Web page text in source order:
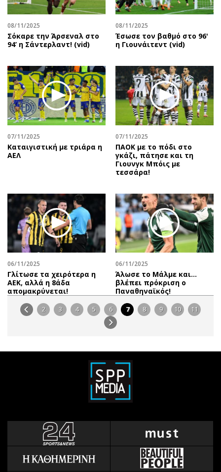
08/11/2025
Σόκαρε την Άρσεναλ στο
94’ η Σάντερλαντ! (vid)
08/11/2025
Έσωσε τον βαθμό στο 96'
η Γιουνάιτεντ (vid)
07/11/2025
Καταιγιστική με τριάρα η
ΑΕΛ
07/11/2025
ΠΑΟΚ με το πόδι στο
γκάζι, πάτησε και τη
Γιουνγκ Μπόις με
τεσσάρα!
06/11/2025
Γλίτωσε τα χειρότερα η
ΑΕΚ, αλλά η 8άδα
απομακρύνεται!
06/11/2025
Άλωσε το Μάλμε και...
βλέπει πρόκριση ο
Παναθηναϊκός!
2 3 4 5 6 7 8 9 10 11